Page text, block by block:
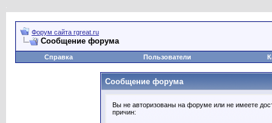
Форум сайта rgreat.ru
Сообщение форума
Справка Пользователи
Сообщение форума
Вы не авторизованы на форуме или не имеете
причин: